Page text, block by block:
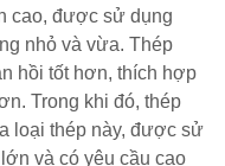
cao, được sử dụng
nhỏ và vừa. Thép
hồi tốt hơn, thích hợp
Trong khi đó, thép
loại thép này, được sử
và có yêu cầu cao